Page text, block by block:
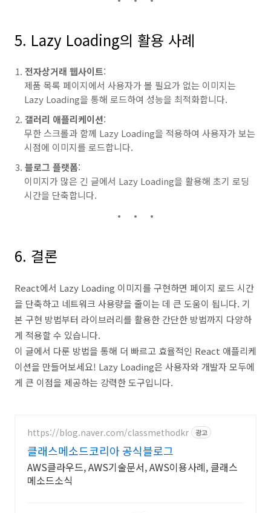
5. Lazy Loading의 활용 사례
전자상거래 웹사이트:
제품 목록 페이지에서 사용자가 볼 필요가 없는 이미지는
Lazy Loading을 통해 로드하여 성능을 최적화합니다.
갤러리 애플리케이션:
무한 스크롤과 함께 Lazy Loading을 적용하여 사용자가 보는
시점에 이미지를 로드합니다.
블로그 플랫폼:
이미지가 많은 긴 글에서 Lazy Loading을 활용해 초기 로딩
시간을 단축합니다.
6. 결론
React에서 Lazy Loading 이미지를 구현하면 페이지 로드 시간
을 단축하고 네트워크 사용량을 줄이는 데 큰 도움이 됩니다. 기
본 구현 방법부터 라이브러리를 활용한 간단한 방법까지 다양하
게 적용할 수 있습니다.
이 글에서 다룬 방법을 통해 더 빠르고 효율적인 React 애플리케
이션을 만들어보세요! Lazy Loading은 사용자와 개발자 모두에
게 큰 이점을 제공하는 강력한 도구입니다.
https://blog.naver.com/classmethodkr 광고
클래스메소드코리아 공식블로그
AWS클라우드, AWS기술문서, AWS이용사례, 클래스
메소드소식